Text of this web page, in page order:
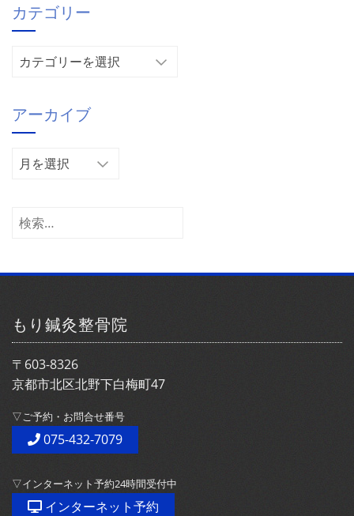
カテゴリー
リ
ー
アーカイブ
ア
イ
検
もり鍼灸整骨院
〒603-8326
京都市北区北野下白梅町47
▽ご予約・お問合せ番号
075-432-7079
▽インターネット予約24時間受付中
インターネット予約